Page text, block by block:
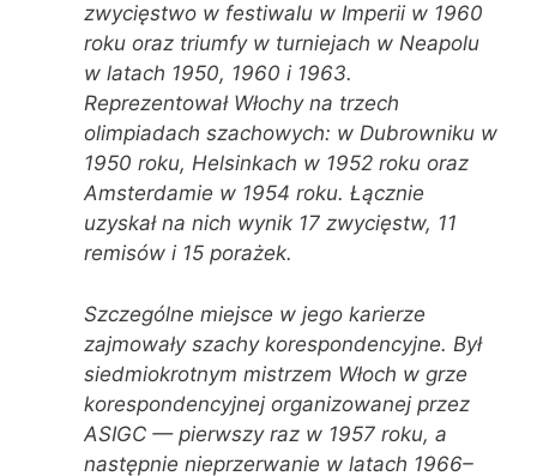
zwycięstwo w festiwalu w Imperii w 1960
roku oraz triumfy w turniejach w Neapolu
w latach 1950, 1960 i 1963.
Reprezentował Włochy na trzech
olimpiadach szachowych: w Dubrowniku w
1950 roku, Helsinkach w 1952 roku oraz
Amsterdamie w 1954 roku. Łącznie
uzyskał na nich wynik 17 zwycięstw, 11
remisów i 15 porażek.
Szczególne miejsce w jego karierze
zajmowały szachy korespondencyjne. Był
siedmiokrotnym mistrzem Włoch w grze
korespondencyjnej organizowanej przez
ASIGC — pierwszy raz w 1957 roku, a
następnie nieprzerwanie w latach 1966–